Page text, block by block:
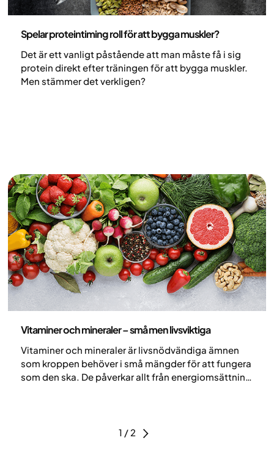
Spelar proteintiming roll för att bygga muskler?
Det är ett vanligt påstående att man måste få i sig
protein direkt efter träningen för att bygga muskler.
Men stämmer det verkligen?
Vitaminer och mineraler – små men livsviktiga
Vitaminer och mineraler är livsnödvändiga ämnen
som kroppen behöver i små mängder för att fungera
som den ska. De påverkar allt från energiomsättning
1 / 2